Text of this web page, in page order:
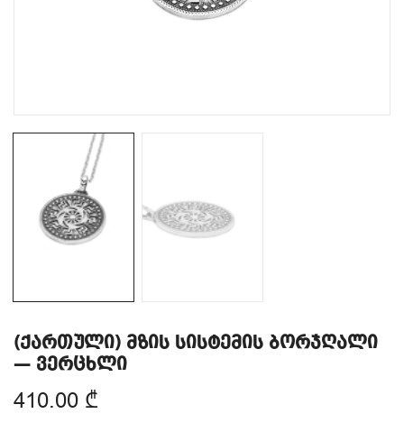
(ქართული) მზის სისტემის ბორჯღალი
— ვერცხლი
410.00 ₾